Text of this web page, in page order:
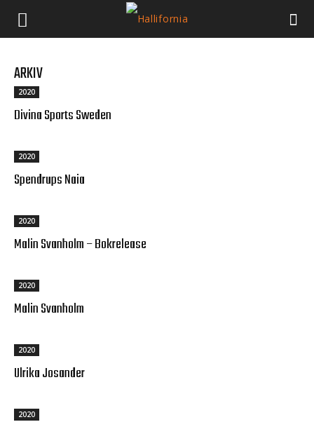
ARKIV
2020
Divina Sports Sweden
2020
Spendrups Naia
2020
Malin Svanholm – Bokrelease
2020
Malin Svanholm
2020
Ulrika Josander
2020